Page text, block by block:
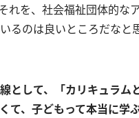
れを、社会福祉団体的な
るのは良いところだなと
して、「カリキュラム
て、子どもって本当に学